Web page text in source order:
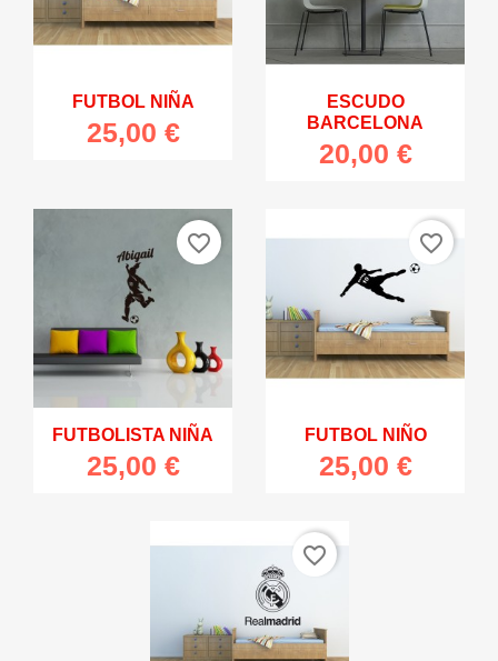
FUTBOL NIÑA
25,00 €
ESCUDO
BARCELONA
20,00 €
FUTBOLISTA NIÑA
25,00 €
favorite_border
FUTBOL NIÑO
25,00 €
favorite_border
favorite_border